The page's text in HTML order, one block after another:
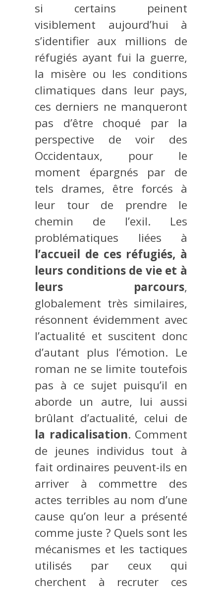
si certains peinent
visiblement aujourd’hui à
s’identifier aux millions de
réfugiés ayant fui la guerre,
la misère ou les conditions
climatiques dans leur pays,
ces derniers ne manqueront
pas d’être choqué par la
perspective de voir des
Occidentaux, pour le
moment épargnés par de
tels drames, être forcés à
leur tour de prendre le
chemin de l’exil. Les
problématiques liées à
l’accueil de ces réfugiés, à
leurs conditions de vie et à
leurs parcours,
globalement très similaires,
résonnent évidemment avec
l’actualité et suscitent donc
d’autant plus l’émotion. Le
roman ne se limite toutefois
pas à ce sujet puisqu’il en
aborde un autre, lui aussi
brûlant d’actualité, celui de
la radicalisation. Comment
de jeunes individus tout à
fait ordinaires peuvent-ils en
arriver à commettre des
actes terribles au nom d’une
cause qu’on leur a présenté
comme juste ? Quels sont les
mécanismes et les tactiques
utilisés par ceux qui
cherchent à recruter ces